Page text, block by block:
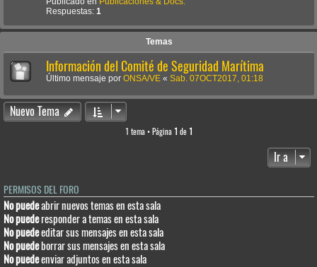
Respuestas: 1
Temas
Información del Comité de Seguridad Marítima
Último mensaje por ONSA/VE « Sab. 07OCT2017, 01:18
Nuevo Tema
1 tema • Página 1 de 1
Ir a
PERMISOS DEL FORO
No puedeabrir nuevos temas en esta sala
No puederesponder a temas en esta sala
No puedeeditar sus mensajes en esta sala
No puedeborrar sus mensajes en esta sala
No puedeenviar adjuntos en esta sala